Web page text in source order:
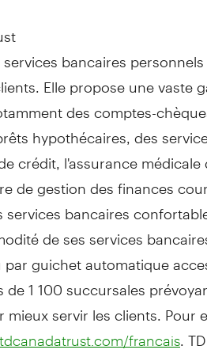
bancaires
Elle propose une vaste
des comptes-
hypothécaires, des
crédit, l'assurance médicale
de gestion des finances
bancaires
de ses services
guichet automatique
1 100 succursales
servir les clients. Pour
francais .